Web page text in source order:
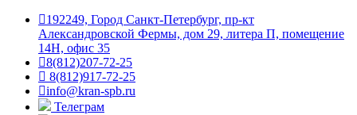
192249, Город Санкт-Петербург, пр-кт
Александровской Фермы, дом 29, литера П, помещение
14Н, офис 35
8(812)207-72-25
8(812)917-72-25
info@kran-spb.ru
Телеграм